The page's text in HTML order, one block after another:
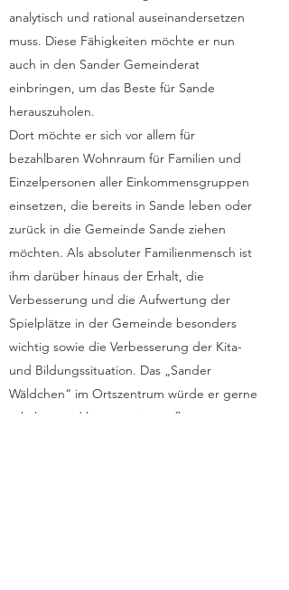
analytisch und rational auseinandersetzen
muss. Diese Fähigkeiten möchte er nun
auch in den Sander Gemeinderat
einbringen, um das Beste für Sande
herauszuholen.
Dort möchte er sich vor allem für
bezahlbaren Wohnraum für Familien und
Einzelpersonen aller Einkommensgruppen
einsetzen, die bereits in Sande leben oder
zurück in die Gemeinde Sande ziehen
möchten. Als absoluter Familienmensch ist
ihm darüber hinaus der Erhalt, die
Verbesserung und die Aufwertung der
Spielplätze in der Gemeinde besonders
wichtig sowie die Verbesserung der Kita-
und Bildungssituation. Das „Sander
Wäldchen“ im Ortszentrum würde er gerne
erhalten und hieraus ein gepflegtes